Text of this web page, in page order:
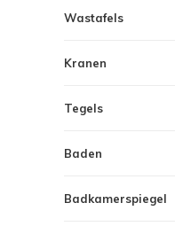
Wastafels
Kranen
Tegels
Baden
Badkamerspiegel